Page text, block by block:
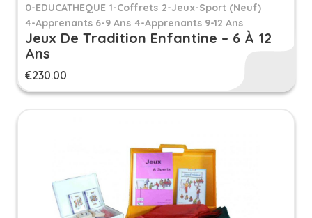
0-EDUCATHEQUE 1-Coffrets 2-Jeux-Sport (Neuf)
4-Apprenants 6-9 Ans 4-Apprenants 9-12 Ans
Jeux De Tradition Enfantine – 6 À 12
Ans
€230.00